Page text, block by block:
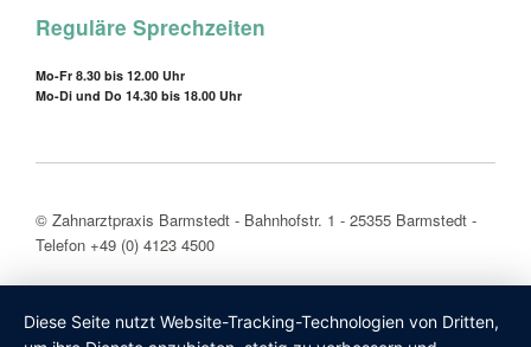
Reguläre Sprechzeiten
Mo-Fr 8.30 bis 12.00 Uhr
Mo-Di und Do 14.30 bis 18.00 Uhr
© Zahnarztpraxis Barmstedt - Bahnhofstr. 1 - 25355 Barmstedt -
Telefon +49 (0) 4123 4500
Diese Seite nutzt Website-Tracking-Technologien von Dritten,